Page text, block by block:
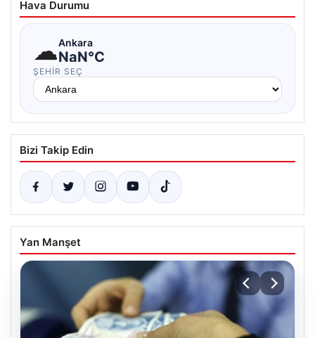
Hava Durumu
☁Ankara
NaN°C
ŞEHIR SEÇ
Bizi Takip Edin
Yan Manşet